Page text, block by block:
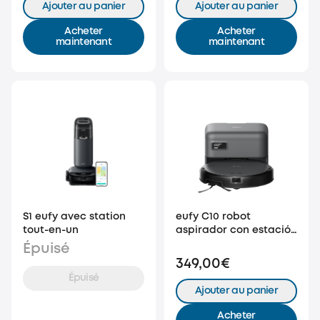
Ajouter au panier
Acheter
maintenant
Ajouter au panier
Acheter
maintenant
S1 eufy avec station
tout-en-un
Épuisé
Épuisé
eufy C10 robot
aspirador con estación
349,00€
Ajouter au panier
Acheter